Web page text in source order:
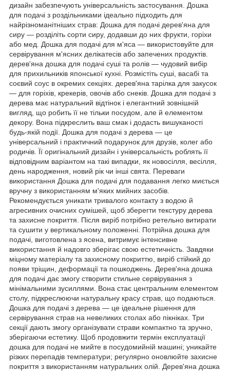
дизайн забезпечують універсальність застосування. Дошка
для подачі з роздільниками ідеально підходить для
найрізноманітніших страв: Дошка для подачі дерев'яна для
сиру — розділіть сорти сиру, додавши до них фрукти, горіхи
або мед. Дошка для подачі для м'яса — використовуйте для
сервірування м'ясних делікатесів або запечених продуктів.
дерев'яна дошка для подачі суші та ролів — чудовий вибір
для прихильників японської кухні. Розмістіть суші, васабі та
соєвий соус в окремих секціях. дерев'яна тарілка для закусок
— для горіхів, крекерів, овочів або снеків. Дошка для подачі з
дерева має натуральний відтінок і елегантний зовнішній
вигляд, що робить її не тільки посудом, але й елементом
декору. Вона підкреслить ваш смак і додасть вишуканості
будь-якій події. Дошка для подачі з дерева — це
універсальний і практичний подарунок для друзів, колег або
родичів. Її оригінальний дизайн і універсальність роблять її
відповідним варіантом на такі випадки, як новосілля, весілля,
день народження, новий рік чи інші свята. Переваги
використання Дошка для подачі для подавання легко миється
вручну з використанням м'яких мийних засобів.
Рекомендується уникати тривалого контакту з водою й
агресивних очисних сумішей, щоб зберегти текстуру дерева
та захисне покриття. Після виріб потрібно ретельно витирати
та сушити у вертикальному положенні. Потрійна дошка для
подачі, виготовлена з ясена, витримує інтенсивне
використання й надовго зберігає свою естетичність. Завдяки
міцному матеріалу та захисному покриттю, виріб стійкий до
появи тріщин, деформації та пошкоджень. Дерев'яна дошка
для подачі дає змогу створити стильне сервірування з
мінімальними зусиллями. Вона стає центральним елементом
столу, підкреслюючи натуральну красу страв, що подаються.
Дошка для подачі з дерева — це ідеальне рішення для
сервірування страв на невеликих столах або пікніках. Три
секції дають змогу організувати страви компактно та зручно,
зберігаючи естетику. Щоб продовжити термін експлуатації
дошка для подачі не мийте в посудомийній машині; уникайте
різких перепадів температури; регулярно оновлюйте захисне
покриття з використанням натуральних олій. Дерев'яна дошка